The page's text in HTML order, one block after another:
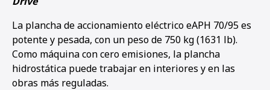
La plancha de accionamiento eléctrico eAPH 70/95 es
potente y pesada, con un peso de 750 kg (1631 lb).
Como máquina con cero emisiones, la plancha
hidrostática puede trabajar en interiores y en las
obras más reguladas.